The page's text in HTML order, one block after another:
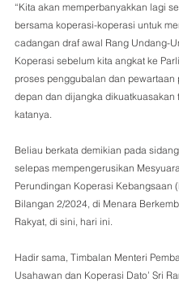
“Kita akan memperbanyakkan lagi
bersama koperasi-koperasi untuk
cadangan draf awal Rang Undang-
Koperasi sebelum kita angkat ke
proses penggubalan dan pewartaan
depan dan dijangka dikuatkuasakan
katanya.
Beliau berkata demikian pada
selepas mempengerusikan
Perundingan Koperasi Kebangsaan
Bilangan 2/2024, di Menara
Rakyat, di sini, hari ini.
Hadir sama, Timbalan Menteri
Usahawan dan Koperasi Dato’ Sri